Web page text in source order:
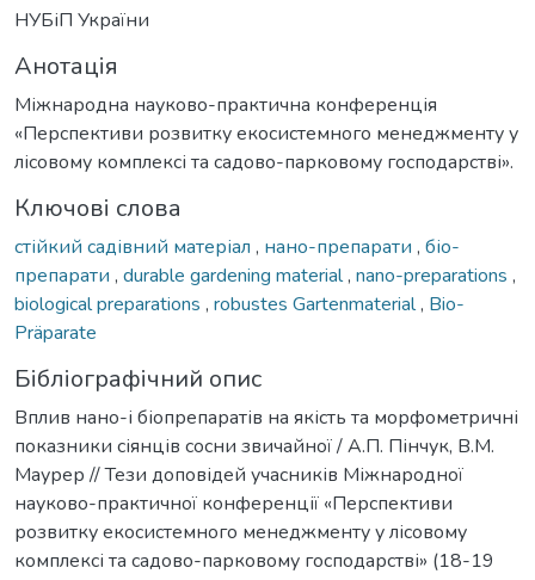
НУБіП України
Анотація
Міжнародна науково-практична конференція
«Перспективи розвитку екосистемного менеджменту у
лісовому комплексі та садово-парковому господарстві».
Ключові слова
стійкий садівний матеріал , нано-препарати , біо-
препарати , durable gardening material, nano-preparations ,
biological preparations , robustes Gartenmaterial, Bio-
Präparate
Бібліографічний опис
Вплив нано-і біопрепаратів на якість та морфометричні
показники сіянців сосни звичайної / А.П. Пінчук, В.М.
Маурер // Тези доповідей учасників Міжнародної
науково-практичної конференції «Перспективи
розвитку екосистемного менеджменту у лісовому
комплексі та садово-парковому господарстві» (18-19